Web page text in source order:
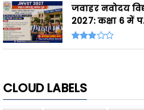
जवाहर नवोदय
2027: कक्षा 6 में
CLOUD LABELS